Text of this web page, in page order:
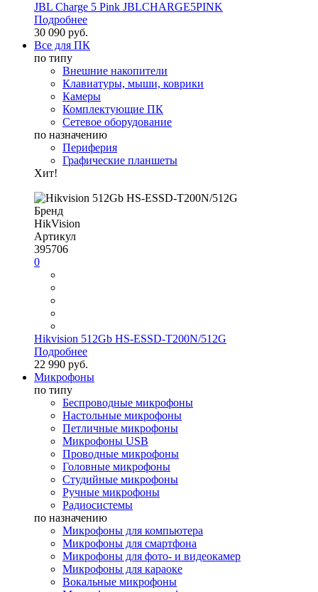
JBL Charge 5 Pink JBLCHARGE5PINK
Подробнее
30 090 руб.
Все для ПК
по типу
Внешние накопители
Клавиатуры, мыши, коврики
Камеры
Комплектующие ПК
Сетевое оборудование
по назначению
Периферия
Графические планшеты
Хит!
Бренд
HikVision
Артикул
395706
0
Hikvision 512Gb HS-ESSD-T200N/512G
Подробнее
22 990 руб.
Микрофоны
по типу
Беспроводные микрофоны
Настольные микрофоны
Петличные микрофоны
Микрофоны USB
Проводные микрофоны
Головные микрофоны
Студийные микрофоны
Ручные микрофоны
Радиосистемы
по назначению
Микрофоны для компьютера
Микрофоны для смартфона
Микрофоны для фото- и видеокамер
Микрофоны для караоке
Вокальные микрофоны